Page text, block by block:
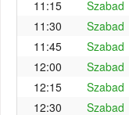
11:15
Szabad
11:30
Szabad
11:45
Szabad
12:00
Szabad
12:15
Szabad
12:30
Szabad